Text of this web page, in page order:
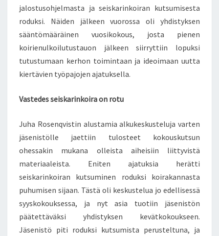
jalostusohjelmasta ja seiskarinkoiran kutsumisesta
roduksi. Näiden jälkeen vuorossa oli yhdistyksen
sääntömääräinen vuosikokous, josta pienen
koirienulkoilutustauon jälkeen siirryttiin lopuksi
tutustumaan kerhon toimintaan ja ideoimaan uutta
kiertävien työpajojen ajatuksella.
Vastedes seiskarinkoira on rotu
Juha Rosenqvistin alustamia alkukeskusteluja varten
jäsenistölle jaettiin tulosteet kokouskutsun
ohessakin mukana olleista aiheisiin liittyvistä
materiaaleista. Eniten ajatuksia herätti
seiskarinkoiran kutsuminen roduksi koirakannasta
puhumisen sijaan. Tästä oli keskustelua jo edellisessä
syyskokouksessa, ja nyt asia tuotiin jäsenistön
päätettäväksi yhdistyksen kevätkokoukseen.
Jäsenistö piti roduksi kutsumista perusteltuna, ja